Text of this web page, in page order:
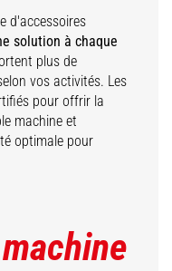
d'accessoires
solution à chaque
plus de
vos activités. Les
pour offrir la
machine et
optimale pour